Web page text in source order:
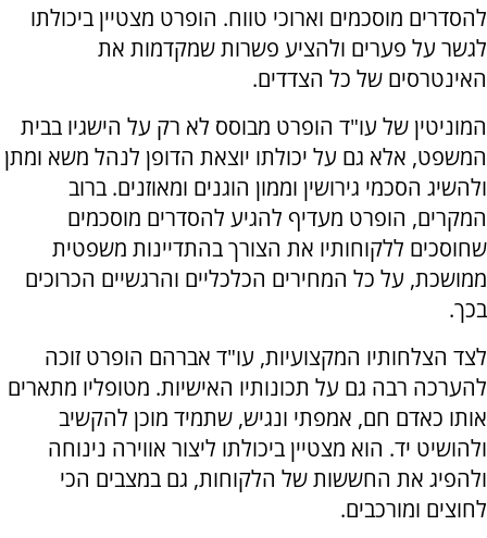
להסדרים מוסכמים וארוכי טווח. הופרט מצטיין ביכולתו
לגשר על פערים ולהציע פשרות שמקדמות את
האינטרסים של כל הצדדים.
המוניטין של עו"ד הופרט מבוסס לא רק על הישגיו בבית
המשפט, אלא גם על יכולתו יוצאת הדופן לנהל משא ומתן
ולהשיג הסכמי גירושין וממון הוגנים ומאוזנים. ברוב
המקרים, הופרט מעדיף להגיע להסדרים מוסכמים
שחוסכים ללקוחותיו את הצורך בהתדיינות משפטית
ממושכת, על כל המחירים הכלכליים והרגשיים הכרוכים
בכך.
לצד הצלחותיו המקצועיות, עו"ד אברהם הופרט זוכה
להערכה רבה גם על תכונותיו האישיות. מטופליו מתארים
אותו כאדם חם, אמפתי ונגיש, שתמיד מוכן להקשיב
ולהושיט יד. הוא מצטיין ביכולתו ליצור אווירה נינוחה
ולהפיג את החששות של הלקוחות, גם במצבים הכי
לחוצים ומורכבים.